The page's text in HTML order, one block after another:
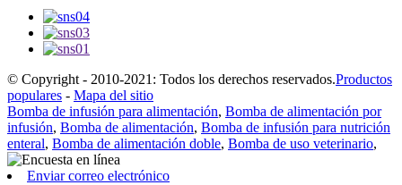
© Copyright - 2010-2021: Todos los derechos reservados.Productos
populares - Mapa del sitio
Bomba de infusión para alimentación, Bomba de alimentación por
infusión, Bomba de alimentación, Bomba de infusión para nutrición
enteral, Bomba de alimentación doble, Bomba de uso veterinario,
Enviar correo electrónico